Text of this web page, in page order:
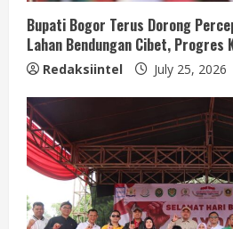
Bupati Bogor Terus Dorong
Lahan Bendungan Cibet, Progres
Redaksiintel July 25, 2026